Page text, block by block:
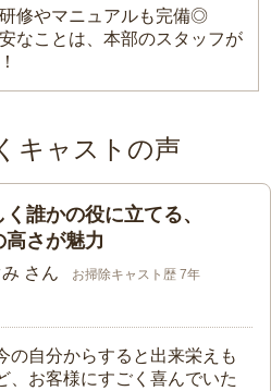
修やマニュアルも完備◎
なことは、本部のスタッフが
キャストの声
誰かの役に立てる、
高さが魅力
さん お掃除キャスト歴 7年
の自分からすると出来栄えも
、お客様にすごく喜んでいた